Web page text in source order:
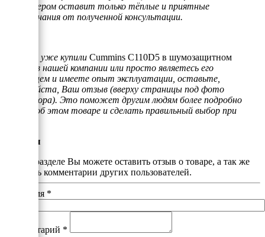
менеджером оставит только тёплые и приятные
воспоминания от полученной консультации.
Если Вы уже купили Cummins C110D5 в шумозащитном
в нашей компании или просто являетесь его
владельцем и имеете опыт эксплуатации, оставьте,
пожалуйста, Ваш отзыв (вверху страницы под фото
генератора). Это поможет другим людям более подробно
узнать об этом товаре и сделать правильный выбор при
Отзывы
В этом разделе Вы можете оставить отзыв о товаре, а так же
почитать комментарии других пользователей.
Ваше имя *
Комментарий *